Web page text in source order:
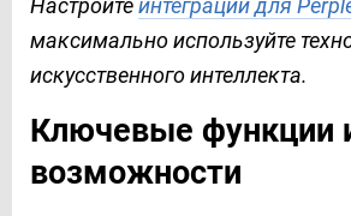
Настройтеинтеграции для
максимально используйте
искусственного интеллекта.
Ключевые функции
возможности